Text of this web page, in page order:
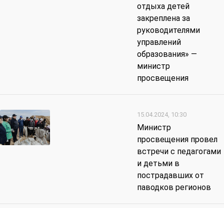
отдыха детей
закреплена за
руководителями
управлений
образования» —
министр
просвещения
15.04.2024, 10:30
Министр
просвещения провел
встречи с педагогами
и детьми в
пострадавших от
паводков регионов